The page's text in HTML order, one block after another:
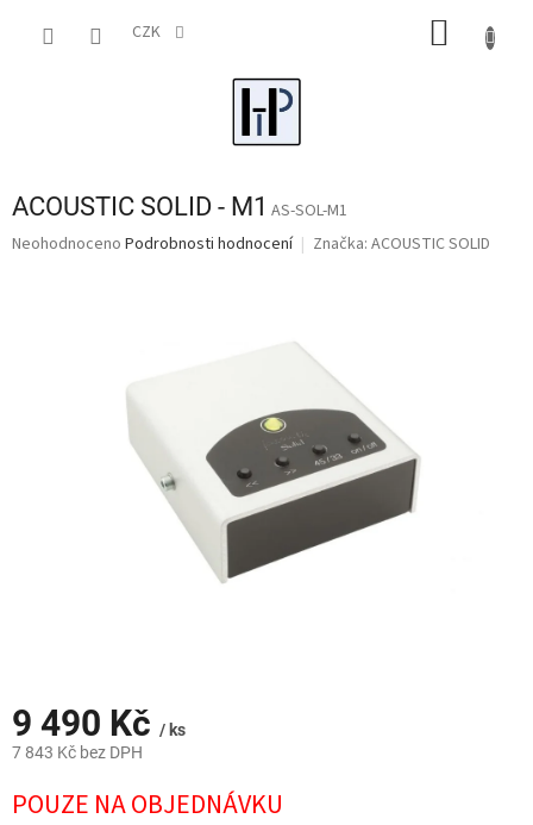
CZK
ACOUSTIC SOLID - M1 AS-SOL-M1
Průměrné
Neohodnoceno Podrobnosti hodnocení Značka: ACOUSTIC SOLID
9 490 Kč / ks
7 843 Kč bez DPH
cena:
POUZE NA OBJEDNÁVKU